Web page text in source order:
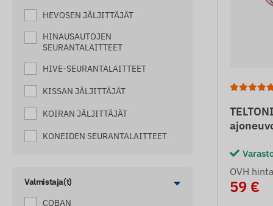
HEVOSEN JÄLJITTÄJÄT
HINAUSAUTOJEN
SEURANTALAITTEET
HIVE-SEURANTALAITTEET
KISSAN JÄLJITTÄJÄT
KOIRAN JÄLJITTÄJÄT
KONEIDEN SEURANTALAITTEET
LASTEN JÄLJITTÄJÄT
LAUKUN SEURANTALAITTEET
Valmistaja(t)
COBAN
OVH
59 €